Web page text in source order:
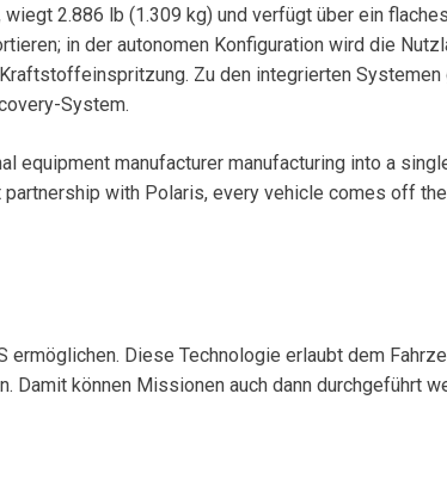
2.886 lb (1.309 kg) und verfügt über ein
in der autonomen Konfiguration wird die
Zu den integrierten
System.
manufacturer manufacturing into a
with Polaris, every vehicle comes off
Diese Technologie erlaubt dem
können Missionen auch dann durchgeführt